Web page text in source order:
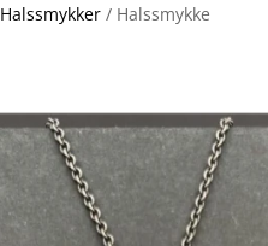
Halssmykker / Halssmykke